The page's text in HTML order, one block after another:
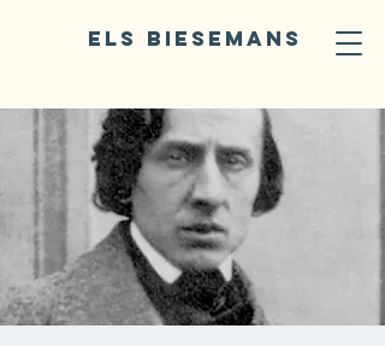
ELS BIESEMANS